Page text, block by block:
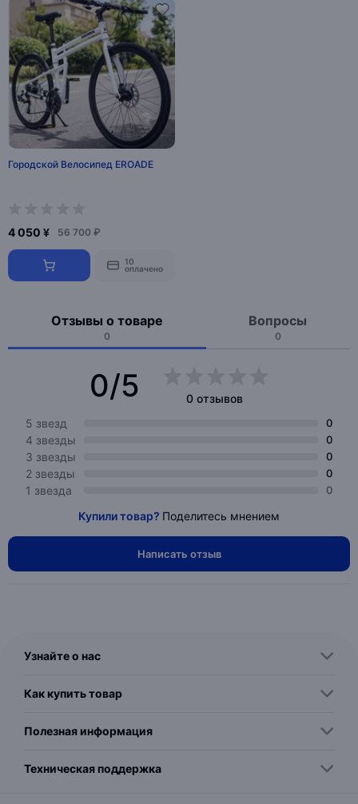
Городской Велосипед EROADE
4 050 ¥ 56 700 ₽
10
оплачено
Отзывы о товаре
0
Вопросы
0
0/5
0 отзывов
5 звезд
0
4 звезды 0
3 звезды 0
2 звезды 0
1 звезда 0
Купили товар? Поделитесь мнением
Написать отзыв
Узнайте о нас
Как купить товар
Полезная информация
Техническая поддержка